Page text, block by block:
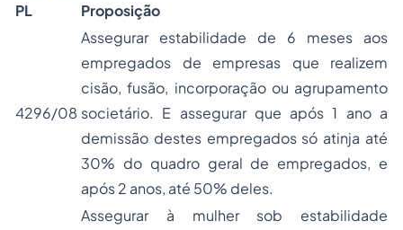
PL
Proposição
4296/08
Assegurar estabilidade de 6 meses aos
empregados de empresas que realizem
cisão, fusão, incorporação ou agrupamento
societário. E assegurar que após 1 ano a
demissão destes empregados só atinja até
30% do quadro geral de empregados, e
após 2 anos, até 50% deles.
Assegurar à mulher sob estabilidade